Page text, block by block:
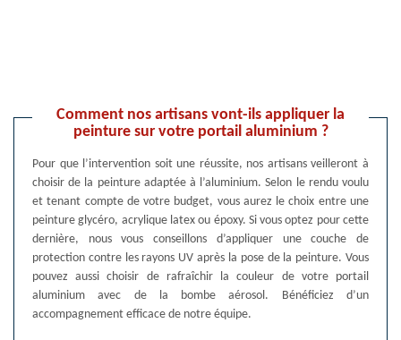
Comment nos artisans vont-ils appliquer la
peinture sur votre portail aluminium ?
Pour que l’intervention soit une réussite, nos artisans veilleront à
choisir de la peinture adaptée à l’aluminium. Selon le rendu voulu
et tenant compte de votre budget, vous aurez le choix entre une
peinture glycéro, acrylique latex ou époxy. Si vous optez pour cette
dernière, nous vous conseillons d’appliquer une couche de
protection contre les rayons UV après la pose de la peinture. Vous
pouvez aussi choisir de rafraîchir la couleur de votre portail
aluminium avec de la bombe aérosol. Bénéficiez d’un
accompagnement efficace de notre équipe.